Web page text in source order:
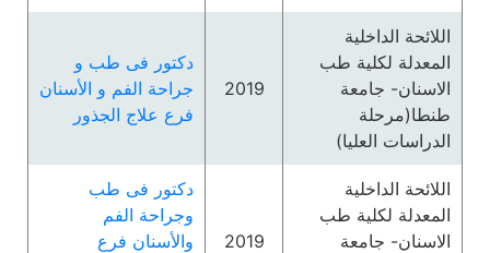
اللائحة الداخلية
المعدلة لكلية طب
الاسنان- جامعة
طنطا(مرحلة
الدراسات العليا)
2019
دكتور فى طب و
جراحة الفم و الأسنان
فرع علاج الجذور
اللائحة الداخلية
المعدلة لكلية طب
الاسنان- جامعة
2019
دكتور فى طب
وجراحة الفم
والأسنان فرع